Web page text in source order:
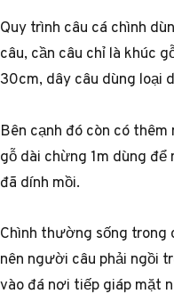
Quy trình câu cá chình
câu, cần câu chỉ là khúc
30cm, dây câu dùng loại
Bên cạnh đó còn có
gỗ dài chừng 1m dùng để
đã dính mồi.
Chình thường sống trong
nên người câu phải ngồi
vào đá nơi tiếp giáp mặt